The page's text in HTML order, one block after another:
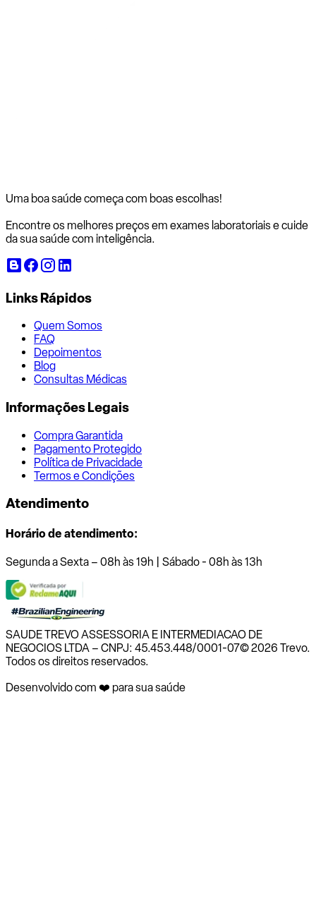
Uma boa saúde começa com boas escolhas!
Encontre os melhores preços em exames laboratoriais e cuide
da sua saúde com inteligência.
Links Rápidos
Quem Somos
FAQ
Depoimentos
Blog
Consultas Médicas
Informações Legais
Compra Garantida
Pagamento Protegido
Política de Privacidade
Termos e Condições
Atendimento
Horário de atendimento:
Segunda a Sexta – 08h às 19h | Sábado - 08h às 13h
SAUDE TREVO ASSESSORIA E INTERMEDIACAO DE
NEGOCIOS LTDA – CNPJ: 45.453.448/0001-07© 2026 Trevo.
Todos os direitos reservados.
Desenvolvido com ❤️ para sua saúde